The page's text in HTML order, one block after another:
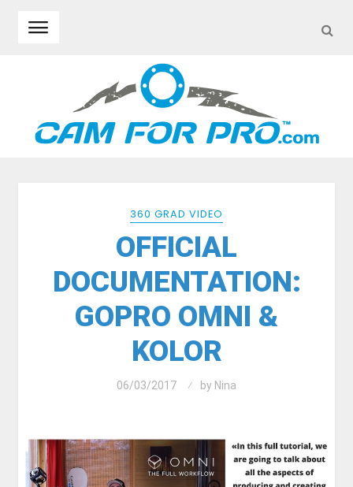
360 GRAD VIDEO
OFFICIAL
DOCUMENTATION:
GOPRO OMNI &
KOLOR
06/03/2017 by Nina